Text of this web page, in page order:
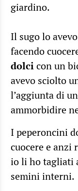
giardino.
Il sugo lo
facendo
dolcicon un
avevo sciolto
l’aggiunta di
ammorbidire
I peperoncini
cuocere e anzi
io li ho tagliati
semini interni.